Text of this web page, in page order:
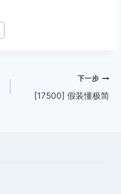
下一步
[17500] 假装懂极简